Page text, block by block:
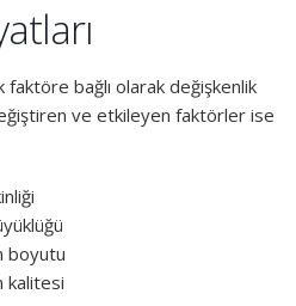
faktöre bağlı olarak değişkenlik
ve etkileyen faktörler ise
boyutu
kalitesi